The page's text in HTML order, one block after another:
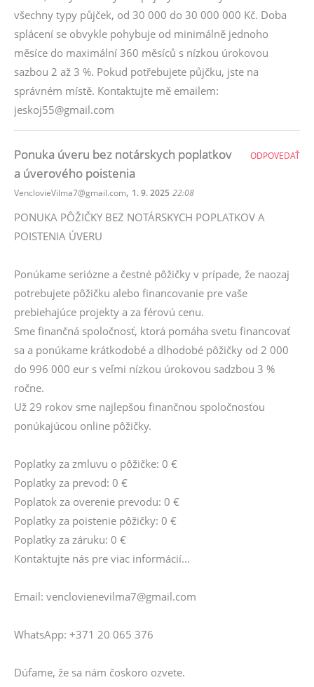
všechny typy půjček, od 30 000 do 30 000 000 Kč. Doba
splácení se obvykle pohybuje od minimálně jednoho
měsíce do maximální 360 měsíců s nízkou úrokovou
sazbou 2 až 3 %. Pokud potřebujete půjčku, jste na
správném místě. Kontaktujte mě emailem:
jeskoj55@gmail.com
Ponuka úveru bez notárskych poplatkov
a úverového poistenia
VenclovieVilma7@gmail.com, 1. 9. 2025 22:08
PONUKA PÔŽIČKY BEZ NOTÁRSKYCH POPLATKOV A
POISTENIA ÚVERU
Ponúkame seriózne a čestné pôžičky v prípade, že naozaj
potrebujete pôžičku alebo financovanie pre vaše
prebiehajúce projekty a za férovú cenu.
Sme finančná spoločnosť, ktorá pomáha svetu financovať
sa a ponúkame krátkodobé a dlhodobé pôžičky od 2 000
do 996 000 eur s veľmi nízkou úrokovou sadzbou 3 %
ročne.
Už 29 rokov sme najlepšou finančnou spoločnosťou
ponúkajúcou online pôžičky.
Poplatky za zmluvu o pôžičke: 0 €
Poplatky za prevod: 0 €
Poplatok za overenie prevodu: 0 €
Poplatky za poistenie pôžičky: 0 €
Poplatky za záruku: 0 €
Kontaktujte nás pre viac informácií...
Email: venclovienevilma7@gmail.com
WhatsApp: +371 20 065 376
Dúfame, že sa nám čoskoro ozvete.
ODPOVEDAŤ